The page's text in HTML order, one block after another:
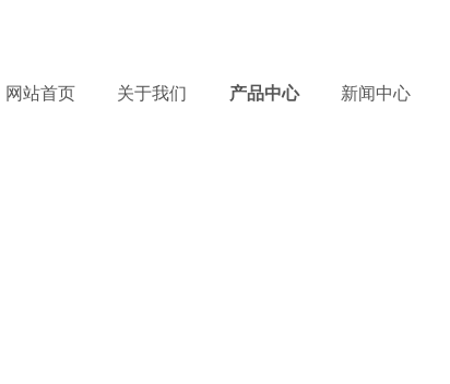
网站首页 关于我们 产品中心 新闻中心